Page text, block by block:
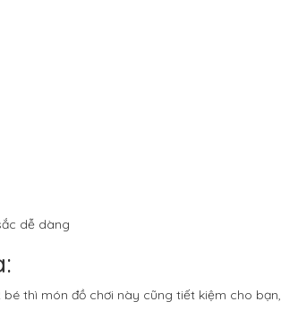
dễ dàng
thì món đồ chơi này cũng tiết kiệm cho